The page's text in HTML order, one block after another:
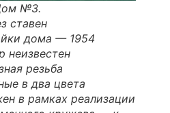
№3.
ставен
дома — 1954
неизвестен
резьба
в два цвета
в рамках реализации